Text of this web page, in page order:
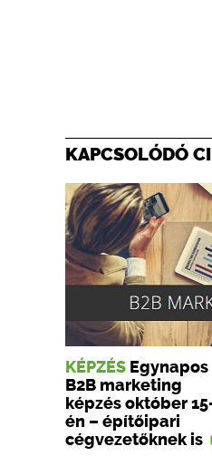
KAPCSOLÓDÓ
KÉPZÉS Egynapos
B2B marketing
képzés október
én – építőipari
cégvezetőknek is